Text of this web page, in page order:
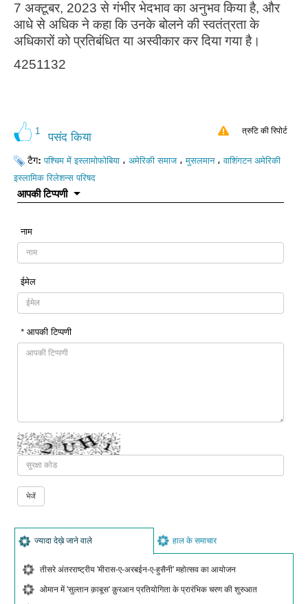
7 अक्टूबर, 2023 से गंभीर भेदभाव का अनुभव किया है, और
आधे से अधिक ने कहा कि उनके बोलने की स्वतंत्रता के
अधिकारों को प्रतिबंधित या अस्वीकार कर दिया गया है।
4251132
1 पसंद किया त्रुटि की रिपोर्ट
टैग:पश्चिम में इस्लामोफोबिया ، अमेरिकी समाज،मुसलमान،वाशिंगटन अमेरिकी
इस्लामिक रिलेशन्स परिषद
आपकी टिप्पणी
नाम
ईमेल
* आपकी टिप्पणी
ज्यादा देख़े जाने वाले हाल के समाचार
तीसरे अंतरराष्ट्रीय 'मीरास-ए-अरबईन-ए-हुसैनी' महोत्सव का आयोजन
ओमान में 'सुल्तान क़ाबूस' क़ुरआन प्रतियोगिता के प्रारंभिक चरण की शुरुआत